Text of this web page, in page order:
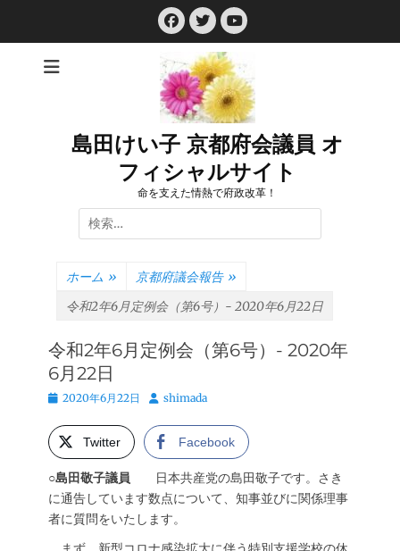
Facebook
Twitter
YouTube
島田けい子 京都府会議員 オ
フィシャルサイト
命を支えた情熱で府政改革！
検
索:
ホーム » 京都府議会報告 »
令和2年6月定例会（第6号）- 2020年6月22日
令和2年6月定例会（第6号）- 2020年
6月22日
投
日
2020年6月22日
投
者
shimada
Twitter Facebook
○島田敬子議員 日本共産党の島田敬子です。さき
に通告しています数点について、知事並びに関係理事
者に質問をいたします。